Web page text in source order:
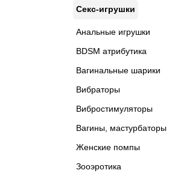
Секс-игрушки
Анальные игрушки
BDSM атрибутика
Вагинальные шарики
Вибраторы
Вибростимуляторы
Вагины, мастурбаторы
Женские помпы
Зооэротика